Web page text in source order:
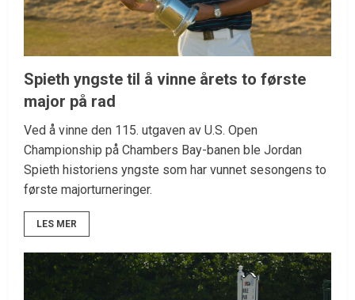
Spieth yngste til å vinne årets to første
major på rad
Ved å vinne den 115. utgaven av U.S. Open
Championship på Chambers Bay-banen ble Jordan
Spieth historiens yngste som har vunnet sesongens to
første majorturneringer.
LES MER